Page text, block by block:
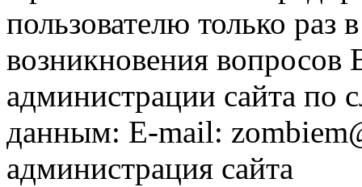
пользователю только раз
возникновения вопросов
администрации сайта
данным: E-mail:
администрация сайта